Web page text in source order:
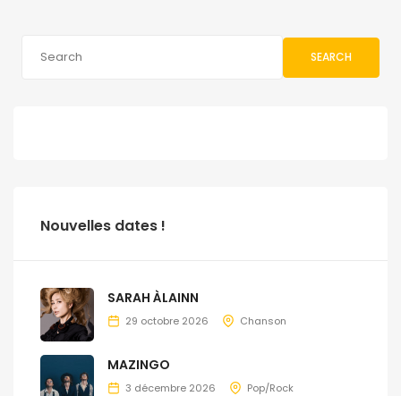
SEARCH
Nouvelles dates !
SARAH ÀLAINN
29 octobre 2026 Chanson
MAZINGO
3 décembre 2026 Pop/Rock